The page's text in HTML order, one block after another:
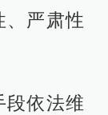
、严肃性
段依法维